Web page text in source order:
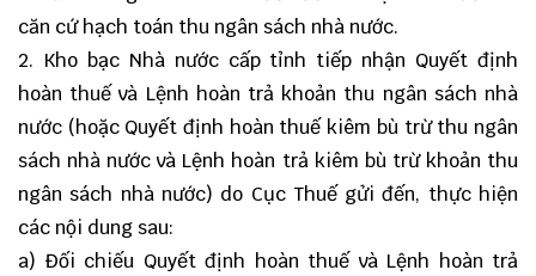
căn cứ hạch toán thu ngân sách nhà nước.
2. Kho bạc Nhà nước cấp tỉnh tiếp nhận Quyết định
hoàn thuế và Lệnh hoàn trả khoản thu ngân sách nhà
nước (hoặc Quyết định hoàn thuế kiêm bù trừ thu ngân
sách nhà nước và Lệnh hoàn trả kiêm bù trừ khoản thu
ngân sách nhà nước) do Cục Thuế gửi đến, thực hiện
các nội dung sau:
a) Đối chiếu Quyết định hoàn thuế và Lệnh hoàn trả